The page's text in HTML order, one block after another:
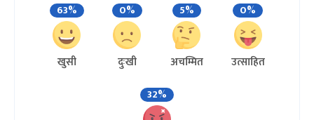
63%
खुसी
0%
दुःखी
5%
अचम्मित
0%
उत्साहित
32%